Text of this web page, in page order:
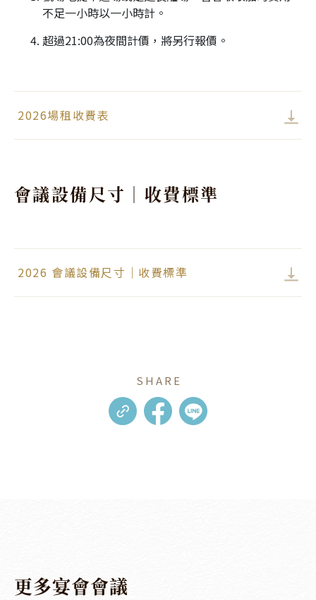
不足一小時以一小時計。
超過21:00為夜間計價，將另行報價。
2026場租收費表
會議設備尺寸｜收費標準
2026 會議設備尺寸｜收費標準
SHARE
更多宴會會議